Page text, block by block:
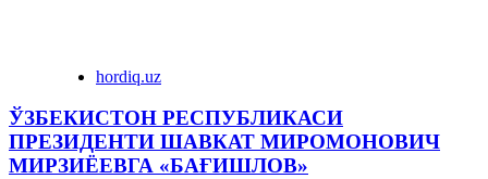
hordiq.uz
ЎЗБЕКИСТОН РЕСПУБЛИКАСИ
ПРЕЗИДЕНТИ ШАВКАТ МИРОМОНОВИЧ
МИРЗИЁЕВГА «БАҒИШЛОВ»